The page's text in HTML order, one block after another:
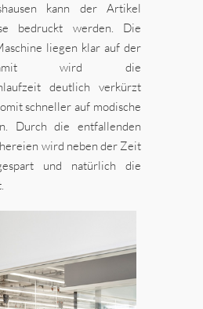
kann der Artikel
bedruckt werden. Die
liegen klar auf der
wird die
deutlich verkürzt
schneller auf modische
Durch die entfallenden
wird neben der Zeit
und natürlich die